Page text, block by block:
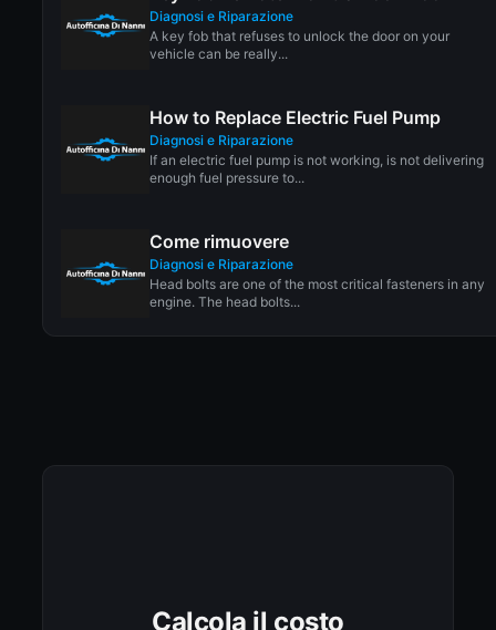
Diagnosi e Riparazione
A key fob that refuses to unlock the door on your
vehicle can be really...
How to Replace Electric Fuel Pump
Diagnosi e Riparazione
If an electric fuel pump is not working, is not delivering
enough fuel pressure to...
Come rimuovere
Diagnosi e Riparazione
Head bolts are one of the most critical fasteners in any
engine. The head bolts...
Calcola il costo